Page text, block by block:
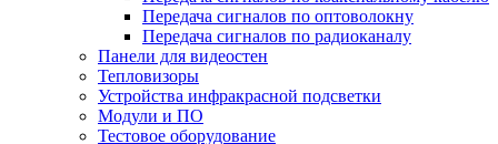
Передача сигналов по оптоволокну
Передача сигналов по радиоканалу
Панели для видеостен
Тепловизоры
Устройства инфракрасной подсветки
Модули и ПО
Тестовое оборудование